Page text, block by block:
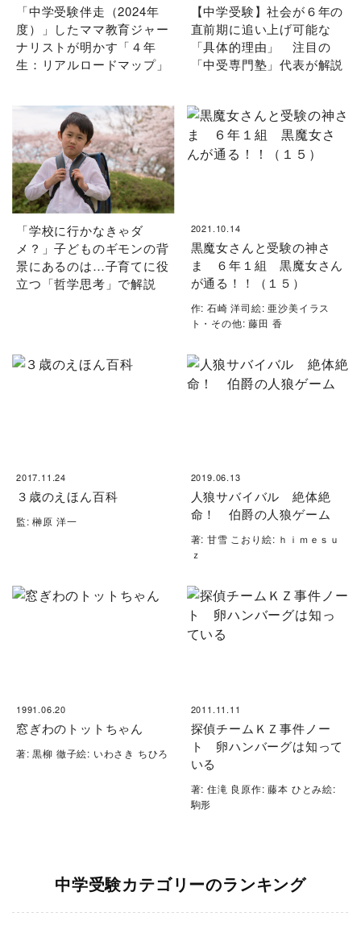
「中学受験伴走（2024年
度）」したママ教育ジャー
ナリストが明かす「４年
生：リアルロードマップ」
【中学受験】社会が６年の
直前期に追い上げ可能な
「具体的理由」 注目の
「中受専門塾」代表が解説
「学校に行かなきゃダ
メ？」子どものギモンの背
景にあるのは…子育てに役
立つ「哲学思考」で解説
2021.10.14
黒魔女さんと受験の神さ
ま ６年１組 黒魔女さん
が通る！！（１５）
作: 石崎 洋司絵: 亜沙美イラス
ト・その他: 藤田 香
2017.11.24
３歳のえほん百科
監: 榊原 洋一
2019.06.13
人狼サバイバル 絶体絶
命！ 伯爵の人狼ゲーム
著: 甘雪 こおり絵: ｈｉｍｅｓｕ
ｚ
1991.06.20
窓ぎわのトットちゃん
著: 黒柳 徹子絵: いわさき ちひろ
2011.11.11
探偵チームＫＺ事件ノー
ト 卵ハンバーグは知って
いる
著: 住滝 良原作: 藤本 ひとみ絵:
駒形
中学受験カテゴリーのランキング